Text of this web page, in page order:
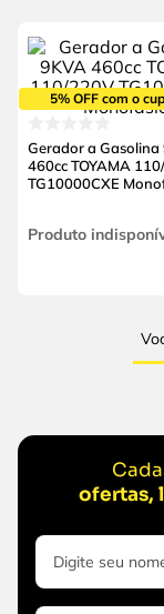
5% OFF com o
Gerador a Gasolina
460cc TOYAMA
TG10000CXE
Produto
ofertas,